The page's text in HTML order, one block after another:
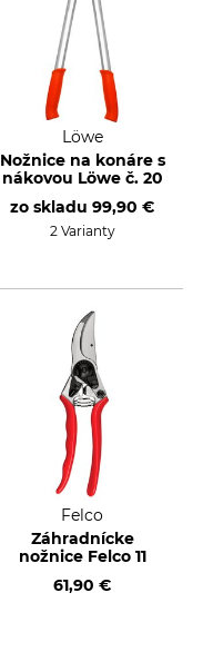
Löwe
Nožnice na konáre s
nákovou Löwe č. 20
zo skladu 99,90 €
2 Varianty
Felco
Záhradnícke
nožnice Felco 11
61,90 €